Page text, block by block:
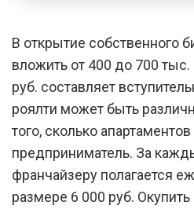
В открытие собственного
вложить от 400 до 700
руб. составляет
роялти может быть
того, сколько
предприниматель. За
франчайзеру полагается
размере 6 000 руб.